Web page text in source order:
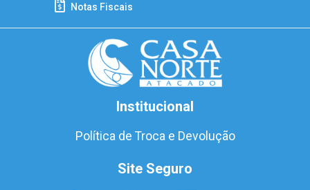
Notas Fiscais
Institucional
Política de Troca e Devolução
Site Seguro